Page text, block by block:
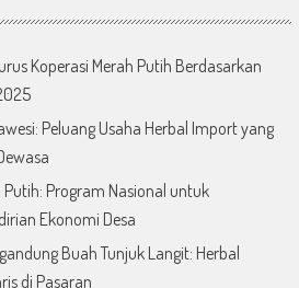
Koperasi Merah Putih Berdasarkan
Peluang Usaha Herbal Import yang
Putih: Program Nasional untuk
Ekonomi Desa
Buah Tunjuk Langit: Herbal
di Pasaran